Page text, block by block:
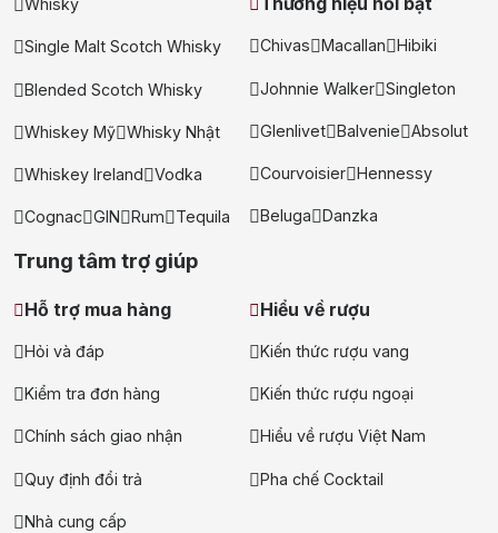
Whisky
Single Malt Scotch Whisky
Blended Scotch Whisky
Whiskey Mỹ Whisky Nhật
Whiskey Ireland Vodka
Cognac GIN Rum Tequila
Chivas Macallan Hibiki
Johnnie Walker Singleton
Glenlivet Balvenie Absolut
Courvoisier Hennessy
Beluga Danzka
Trung tâm trợ giúp
Hỗ trợ mua hàng
Hỏi và đáp
Kiểm tra đơn hàng
Chính sách giao nhận
Quy định đổi trả
Nhà cung cấp
Hiểu về rượu
Kiến thức rượu vang
Kiến thức rượu ngoại
Hiểu về rượu Việt Nam
Pha chế Cocktail